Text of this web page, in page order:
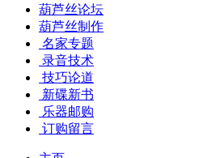
葫芦丝论坛
葫芦丝制作
名家专题
录音技术
技巧论道
新碟新书
乐器邮购
订购留言